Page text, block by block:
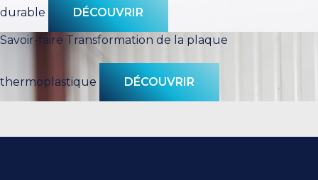
durable DÉCOUVRIR
Savoir-faire Transformation de la plaque
thermoplastique DÉCOUVRIR